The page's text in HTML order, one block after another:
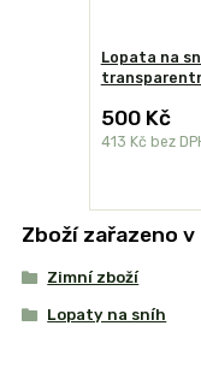
Lopata na
500 Kč
413 Kč bez
Zboží zařazeno
Zimní zboží
Lopaty na sníh